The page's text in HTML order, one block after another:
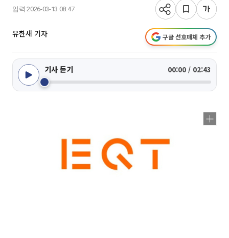
입력 2026-03-13 08:47
유한새 기자 구글 선호매체 추가
기사 듣기 00:00 / 02:43